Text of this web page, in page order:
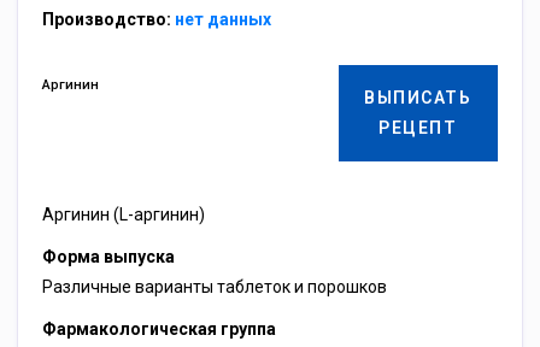
Производство: нет данных
ВЫПИСАТЬ
РЕЦЕПТ
Аргинин
Аргинин (L-аргинин)
Форма выпуска
Различные варианты таблеток и порошков
Фармакологическая группа